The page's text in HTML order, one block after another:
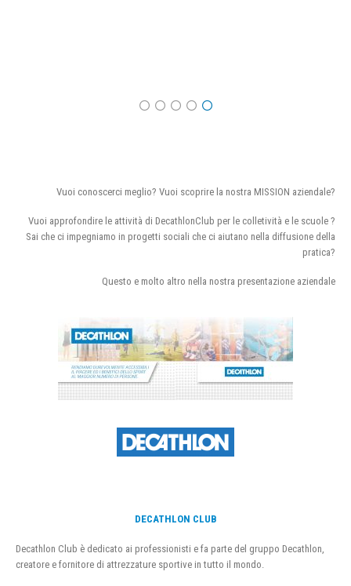
Vuoi conoscerci meglio? Vuoi scoprire la nostra MISSION aziendale?
Vuoi approfondire le attività di DecathlonClub per le colletività e le scuole ?
Sai che ci impegniamo in progetti sociali che ci aiutano nella diffusione della
pratica?
Questo e molto altro nella nostra presentazione aziendale
DECATHLON CLUB
Decathlon Club è dedicato ai professionisti e fa parte del gruppo Decathlon,
creatore e fornitore di attrezzature sportive in tutto il mondo.